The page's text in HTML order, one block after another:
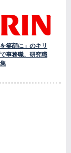
を笑顔に」のキリ
事務職、研究職